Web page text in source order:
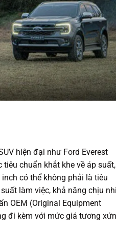
hiện đại như Ford Everest
chuẩn khắt khe về áp suất,
có thể không phải là tiêu
làm việc, khả năng chịu
OEM (Original Equipment
đi kèm với mức giá tương